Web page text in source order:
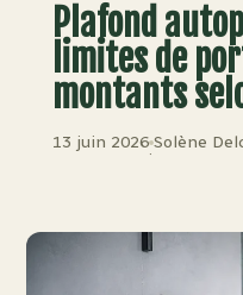
Plafond
limites de
montants
13 juin 2026
·
Solène